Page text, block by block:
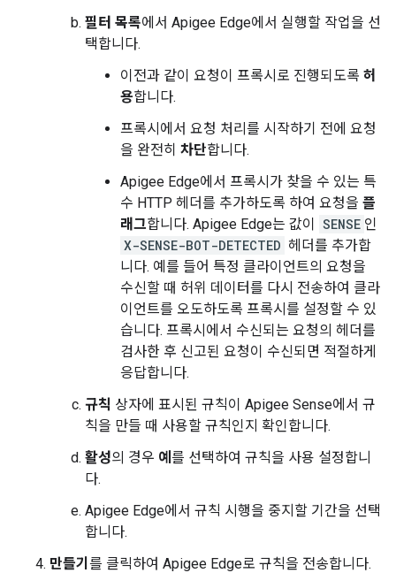
필터 목록에서 Apigee Edge에서 실행할 작업을 선
택합니다.
이전과 같이 요청이 프록시로 진행되도록 허
용합니다.
프록시에서 요청 처리를 시작하기 전에 요청
을 완전히 차단합니다.
Apigee Edge에서 프록시가 찾을 수 있는 특
수 HTTP 헤더를 추가하도록 하여 요청을 플
래그합니다. Apigee Edge는 값이 SENSE 인
X-SENSE-BOT-DETECTED 헤더를 추가합
니다. 예를 들어 특정 클라이언트의 요청을
수신할 때 허위 데이터를 다시 전송하여 클라
이언트를 오도하도록 프록시를 설정할 수 있
습니다. 프록시에서 수신되는 요청의 헤더를
검사한 후 신고된 요청이 수신되면 적절하게
응답합니다.
규칙 상자에 표시된 규칙이 Apigee Sense에서 규
칙을 만들 때 사용할 규칙인지 확인합니다.
활성의 경우 예 를 선택하여 규칙을 사용 설정합니
다.
Apigee Edge에서 규칙 시행을 중지할 기간을 선택
합니다.
만들기 를 클릭하여 Apigee Edge로 규칙을 전송합니다.